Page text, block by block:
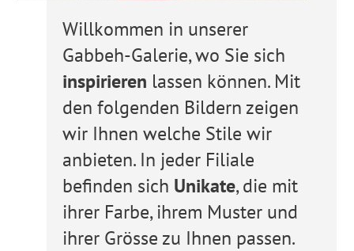
Willkommen in unserer
Gabbeh-Galerie, wo Sie sich
inspirieren lassen können. Mit
den folgenden Bildern zeigen
wir Ihnen welche Stile wir
anbieten. In jeder Filiale
befinden sich Unikate, die mit
ihrer Farbe, ihrem Muster und
ihrer Grösse zu Ihnen passen.